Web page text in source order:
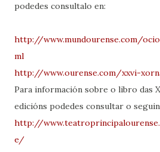
podedes consultalo en:
http://www.mundourense.com/
ml
http://www.ourense.com/xxvi-
Para información sobre o libro das
edicións podedes consultar o
http://
e/